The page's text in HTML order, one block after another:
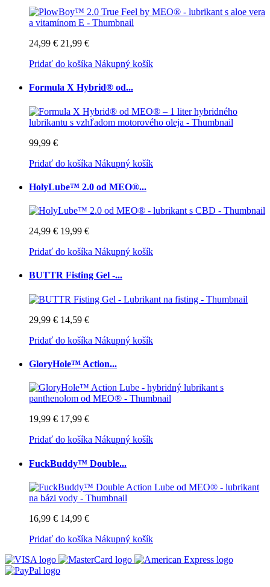
24,99 € 21,99 €
Pridať do košíka Nákupný košík
Formula X Hybrid® od...
99,99 €
Pridať do košíka Nákupný košík
HolyLube™ 2.0 od MEO®...
24,99 € 19,99 €
Pridať do košíka Nákupný košík
BUTTR Fisting Gel -...
29,99 € 14,59 €
Pridať do košíka Nákupný košík
GloryHole™ Action...
19,99 € 17,99 €
Pridať do košíka Nákupný košík
FuckBuddy™ Double...
16,99 € 14,99 €
Pridať do košíka Nákupný košík